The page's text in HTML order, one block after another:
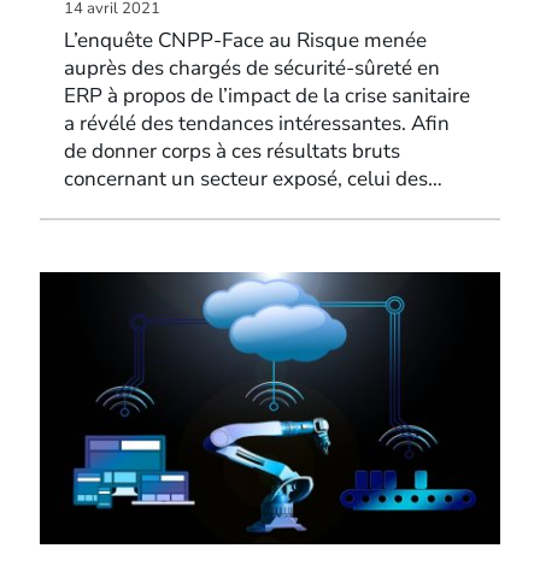
14 avril 2021
L’enquête CNPP-Face au Risque menée
auprès des chargés de sécurité-sûreté en
ERP à propos de l’impact de la crise sanitaire
a révélé des tendances intéressantes. Afin
de donner corps à ces résultats bruts
concernant un secteur exposé, celui des…